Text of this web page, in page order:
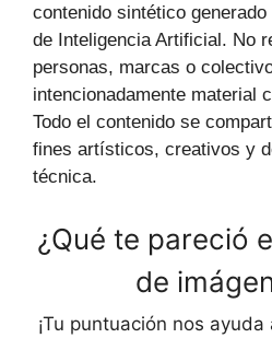
contenido sintético
de Inteligencia Artificial. No
personas, marcas o
intencionadamente material
Todo el contenido se
fines artísticos, creativos y
técnica.
¿Qué te pareció
de
¡Tu puntuación nos